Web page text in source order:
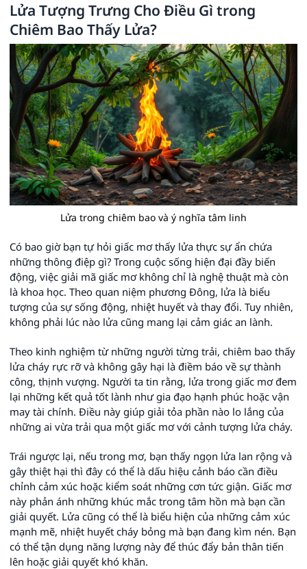
Lửa Tượng Trưng Cho Điều Gì trong
Chiêm Bao Thấy Lửa?
Lửa trong chiêm bao và ý nghĩa tâm linh
Có bao giờ bạn tự hỏi giấc mơ thấy lửa thực sự ẩn chứa
những thông điệp gì? Trong cuộc sống hiện đại đầy biến
động, việc giải mã giấc mơ không chỉ là nghệ thuật mà còn
là khoa học. Theo quan niệm phương Đông, lửa là biểu
tượng của sự sống động, nhiệt huyết và thay đổi. Tuy nhiên,
không phải lúc nào lửa cũng mang lại cảm giác an lành.
Theo kinh nghiệm từ những người từng trải, chiêm bao thấy
lửa cháy rực rỡ và không gây hại là điềm báo về sự thành
công, thịnh vượng. Người ta tin rằng, lửa trong giấc mơ đem
lại những kết quả tốt lành như gia đạo hạnh phúc hoặc vận
may tài chính. Điều này giúp giải tỏa phần nào lo lắng của
những ai vừa trải qua một giấc mơ với cảnh tượng lửa cháy.
Trái ngược lại, nếu trong mơ, bạn thấy ngọn lửa lan rộng và
gây thiệt hại thì đây có thể là dấu hiệu cảnh báo cần điều
chỉnh cảm xúc hoặc kiểm soát những cơn tức giận. Giấc mơ
này phản ánh những khúc mắc trong tâm hồn mà bạn cần
giải quyết. Lửa cũng có thể là biểu hiện của những cảm xúc
mạnh mẽ, nhiệt huyết cháy bỏng mà bạn đang kìm nén. Bạn
có thể tận dụng năng lượng này để thúc đẩy bản thân tiến
lên hoặc giải quyết khó khăn.